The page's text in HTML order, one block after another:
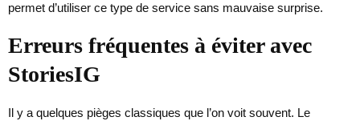
permet d’utiliser ce type de service sans mauvaise surprise.
Erreurs fréquentes à éviter avec
StoriesIG
Il y a quelques pièges classiques que l’on voit souvent. Le